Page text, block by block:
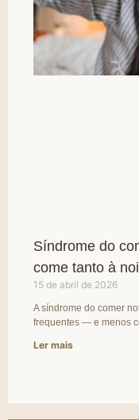
Síndrome do
come tanto à
15 de abril de 2026
A síndrome do comer
frequentes — e menos
Ler mais